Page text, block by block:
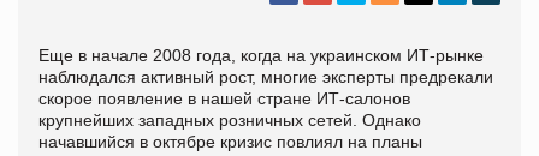
Еще в начале 2008 года, когда на украинском ИТ-рынке
наблюдался активный рост, многие эксперты предрекали
скорое появление в нашей стране ИТ-салонов
крупнейших западных розничных сетей. Однако
начавшийся в октябре кризис повлиял на планы